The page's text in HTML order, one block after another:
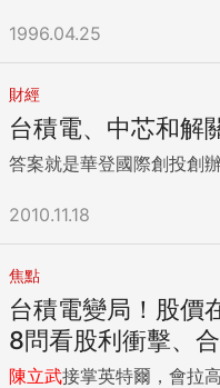
1996.04.25
財經
台積電、中芯和解
答案就是華登國際創投創
2010.11.18
焦點
台積電變局！股價
8問看股利衝擊、
陳立武接掌英特爾，會拉